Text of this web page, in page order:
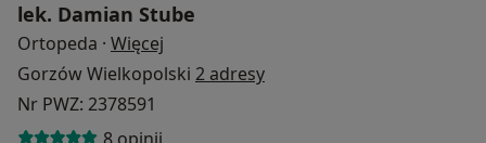
lek. Damian Stube
Ortopeda · Więcej
Gorzów Wielkopolski 2 adresy
Nr PWZ: 2378591